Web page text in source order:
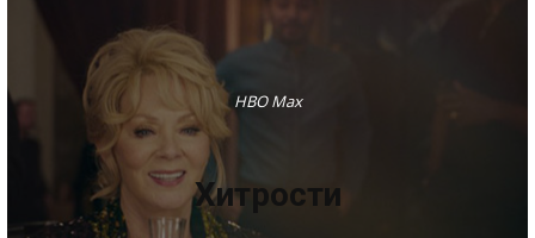
HBO Max
Хитрости